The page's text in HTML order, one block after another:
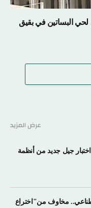
البساتين في بقيق
عرض المزيد
جيل جديد من أنظمة
مخاوف من"اختراع